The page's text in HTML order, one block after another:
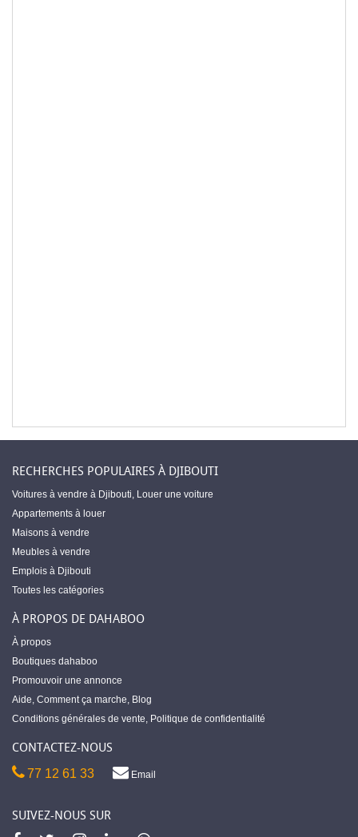
RECHERCHES POPULAIRES À DJIBOUTI
Voitures à vendre à Djibouti, Louer une voiture
Appartements à louer
Maisons à vendre
Meubles à vendre
Emplois à Djibouti
Toutes les catégories
À PROPOS DE DAHABOO
À propos
Boutiques dahaboo
Promouvoir une annonce
Aide, Comment ça marche, Blog
Conditions générales de vente, Politique de confidentialité
CONTACTEZ-NOUS
77 12 61 33 Email
SUIVEZ-NOUS SUR